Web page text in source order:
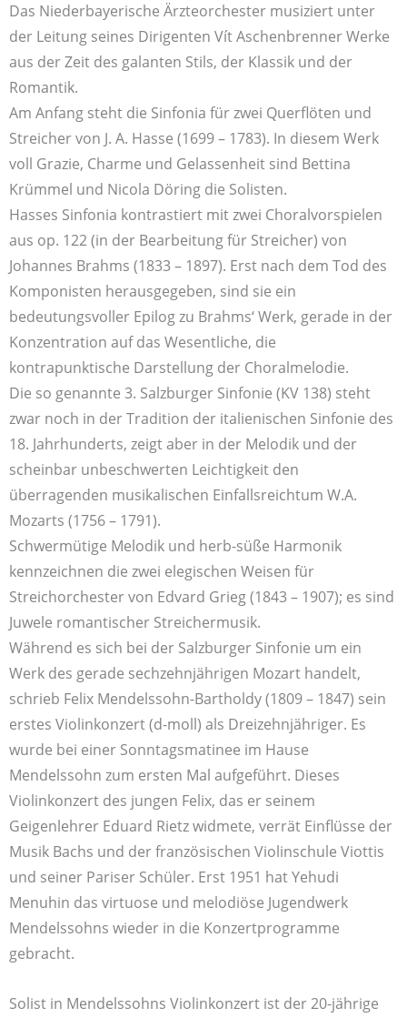
Das Niederbayerische Ärzteorchester musiziert unter
der Leitung seines Dirigenten Vít Aschenbrenner Werke
aus der Zeit des galanten Stils, der Klassik und der
Romantik.
Am Anfang steht die Sinfonia für zwei Querflöten und
Streicher von J. A. Hasse (1699 – 1783). In diesem Werk
voll Grazie, Charme und Gelassenheit sind Bettina
Krümmel und Nicola Döring die Solisten.
Hasses Sinfonia kontrastiert mit zwei Choralvorspielen
aus op. 122 (in der Bearbeitung für Streicher) von
Johannes Brahms (1833 – 1897). Erst nach dem Tod des
Komponisten herausgegeben, sind sie ein
bedeutungsvoller Epilog zu Brahms‘ Werk, gerade in der
Konzentration auf das Wesentliche, die
kontrapunktische Darstellung der Choralmelodie.
Die so genannte 3. Salzburger Sinfonie (KV 138) steht
zwar noch in der Tradition der italienischen Sinfonie des
18. Jahrhunderts, zeigt aber in der Melodik und der
scheinbar unbeschwerten Leichtigkeit den
überragenden musikalischen Einfallsreichtum W.A.
Mozarts (1756 – 1791).
Schwermütige Melodik und herb-süße Harmonik
kennzeichnen die zwei elegischen Weisen für
Streichorchester von Edvard Grieg (1843 – 1907); es sind
Juwele romantischer Streichermusik.
Während es sich bei der Salzburger Sinfonie um ein
Werk des gerade sechzehnjährigen Mozart handelt,
schrieb Felix Mendelssohn-Bartholdy (1809 – 1847) sein
erstes Violinkonzert (d-moll) als Dreizehnjähriger. Es
wurde bei einer Sonntagsmatinee im Hause
Mendelssohn zum ersten Mal aufgeführt. Dieses
Violinkonzert des jungen Felix, das er seinem
Geigenlehrer Eduard Rietz widmete, verrät Einflüsse der
Musik Bachs und der französischen Violinschule Viottis
und seiner Pariser Schüler. Erst 1951 hat Yehudi
Menuhin das virtuose und melodiöse Jugendwerk
Mendelssohns wieder in die Konzertprogramme
gebracht.
Solist in Mendelssohns Violinkonzert ist der 20-jährige